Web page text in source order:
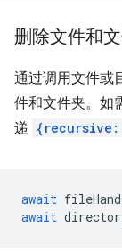
删除文件和
通过调用文件或
件和文件夹。如
递
await
await